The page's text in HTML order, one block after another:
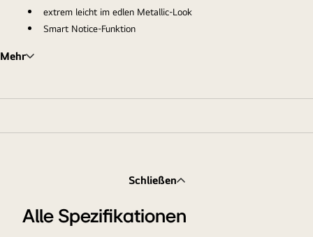
extrem leicht im edlen Metallic-Look
Smart Notice-Funktion
Mehr
Schließen
Alle Spezifikationen